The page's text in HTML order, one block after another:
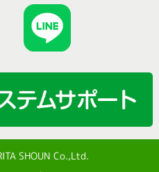
SHOUN Co.,Ltd.